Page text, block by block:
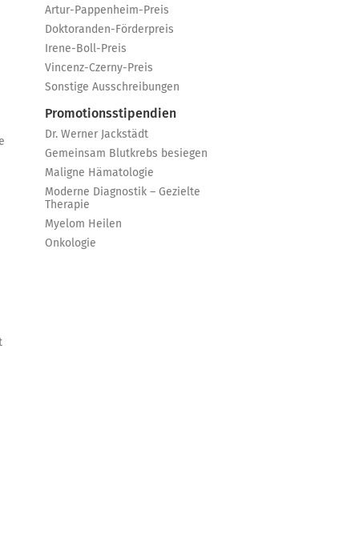
Artur-Pappenheim-Preis
Doktoranden-Förderpreis
Irene-Boll-Preis
Vincenz-Czerny-Preis
Sonstige Ausschreibungen
Promotionsstipendien
Dr. Werner Jackstädt
Gemeinsam Blutkrebs besiegen
Maligne Hämatologie
Moderne Diagnostik – Gezielte
Therapie
Myelom Heilen
Onkologie